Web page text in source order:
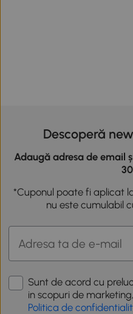
Descoperă
Adaugă adresa de email
*Cuponul poate fi aplicat
nu este cumulabil
Sunt de acord cu
in scopuri de
Politica de